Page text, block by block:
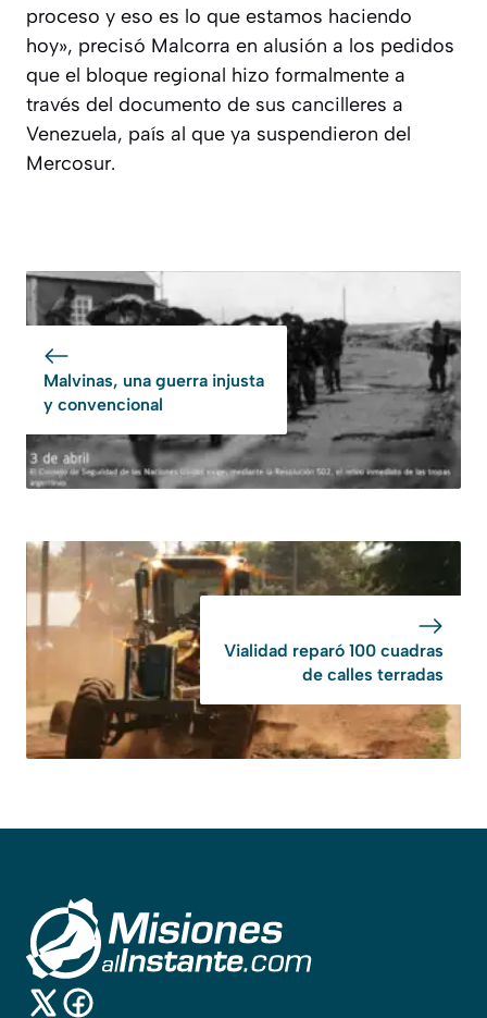
proceso y eso es lo que estamos haciendo
hoy», precisó Malcorra en alusión a los pedidos
que el bloque regional hizo formalmente a
través del documento de sus cancilleres a
Venezuela, país al que ya suspendieron del
Mercosur.
Malvinas, una guerra injusta
y convencional
Vialidad reparó 100 cuadras
de calles terradas